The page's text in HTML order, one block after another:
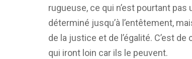
rugueuse, ce qui n’est pourtant
déterminé jusqu’à l’entêtement,
de la justice et de l’égalité. C’est
qui iront loin car ils le peuvent.